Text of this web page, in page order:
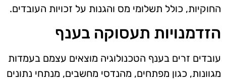
החוקיות, כולל תשלומי מס והגנות על זכויות העובדים.
הזדמנויות תעסוקה בענף
עובדים זרים בענף הטכנולוגיה מוצאים עצמם בעמדות
מגוונות, כגון מפתחים, מהנדסי מחשבים, מנתחי נתונים